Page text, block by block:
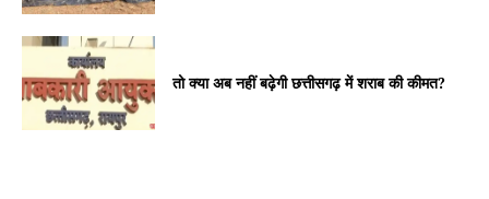
तो क्या अब नहीं बढ़ेगी छत्तीसगढ़ में शराब की कीमत?